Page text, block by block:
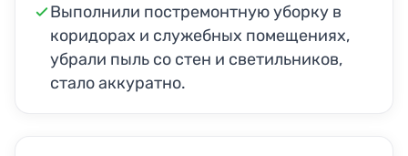
Выполнили постремонтную уборку в
коридорах и служебных помещениях,
убрали пыль со стен и светильников,
стало аккуратно.